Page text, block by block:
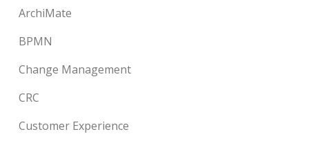
ArchiMate
BPMN
Change Management
CRC
Customer Experience